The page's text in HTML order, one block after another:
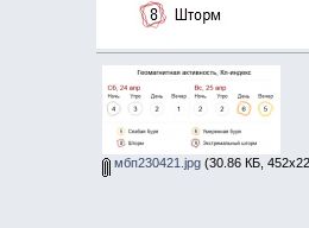
мбп230421.jpg(30.86 КБ,